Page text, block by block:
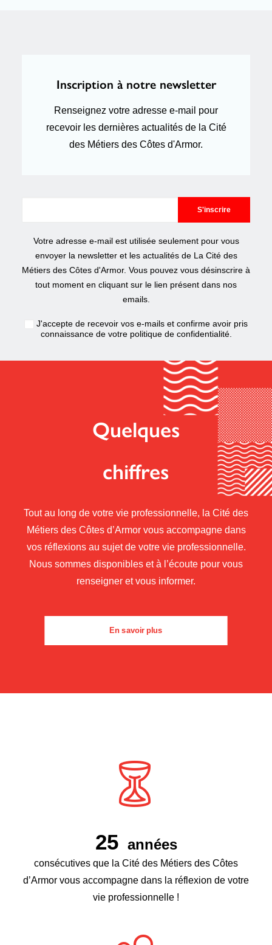
Inscription à notre newsletter
Renseignez votre adresse e-mail pour
recevoir les dernières actualités de la Cité
des Métiers des Côtes d'Armor.
Votre adresse e-mail est utilisée seulement pour vous
envoyer la newsletter et les actualités de La Cité des
Métiers des Côtes d'Armor. Vous pouvez vous désinscrire à
tout moment en cliquant sur le lien présent dans nos
emails.
J'accepte de recevoir vos e-mails et confirme avoir pris
connaissance de votre politique de confidentialité.
Quelques
chiffres
Tout au long de votre vie professionnelle, la Cité des
Métiers des Côtes d’Armor vous accompagne dans
vos réflexions au sujet de votre vie professionnelle.
Nous sommes disponibles et à l’écoute pour vous
renseigner et vous informer.
En savoir plus
25 années
consécutives que la Cité des Métiers des Côtes
d’Armor vous accompagne dans la réflexion de votre
vie professionnelle !